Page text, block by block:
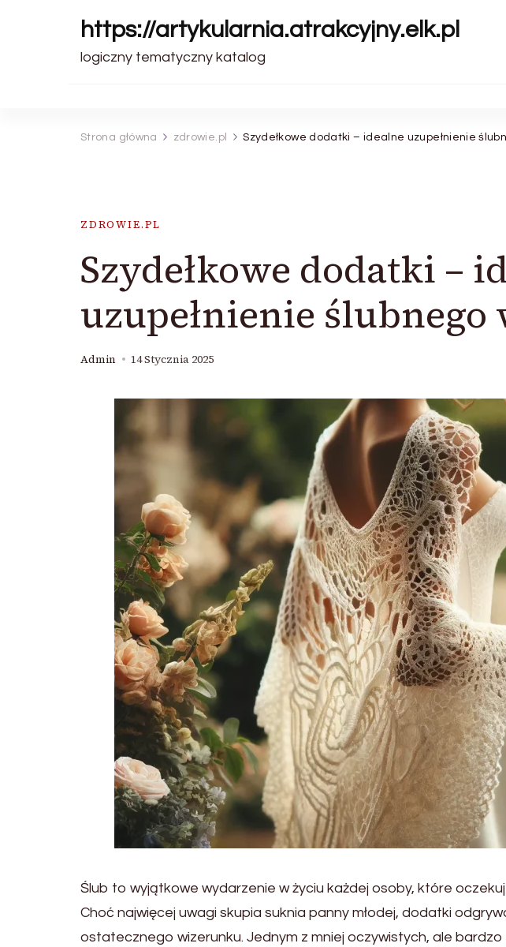
https://artykularnia.atrakcyjny.elk.pl
logiczny tematyczny katalog
Strona główna zdrowie.pl Szydełkowe dodatki – idealne uzupełnienie
ZDROWIE.PL
Szydełkowe dodatki –
uzupełnienie
Admin 14 Stycznia 2025
Ślub to wyjątkowe wydarzenie w życiu każdej osoby, które
Choć najwięcej uwagi skupia suknia panny młodej, dodatki
ostatecznego wizerunku. Jednym z mniej oczywistych, ale